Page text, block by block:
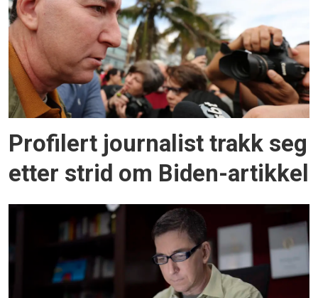
Profilert journalist trakk seg
etter strid om Biden-artikkel